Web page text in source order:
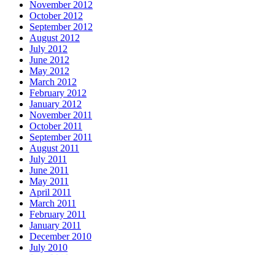
November 2012
October 2012
September 2012
August 2012
July 2012
June 2012
May 2012
March 2012
February 2012
January 2012
November 2011
October 2011
September 2011
August 2011
July 2011
June 2011
May 2011
April 2011
March 2011
February 2011
January 2011
December 2010
July 2010